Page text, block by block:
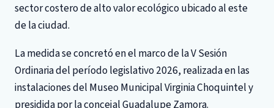
sector costero de alto valor ecológico ubicado al este
de la ciudad.
La medida se concretó en el marco de la V Sesión
Ordinaria del período legislativo 2026, realizada en las
instalaciones del Museo Municipal Virginia Choquintel y
presidida por la concejal Guadalupe Zamora.